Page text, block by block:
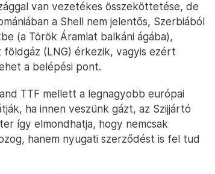
van vezetékes összeköttetése, de
a Shell nem jelentős, Szerbiából
(a Török Áramlat balkáni ágába),
(LNG) érkezik, vagyis ezért
a belépési pont.
TTF mellett a legnagyobb európai
ha innen veszünk gázt, az Szijjártó
így elmondhatja, hogy nemcsak
hanem nyugati szerződést is fel tud